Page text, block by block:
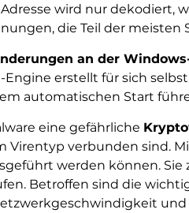
wird nur dekodiert,
die Teil der meisten
an der
erstellt für sich
automatischen Start
eine gefährliche
verbunden sind.
werden können. Sie
Betroffen sind die
und